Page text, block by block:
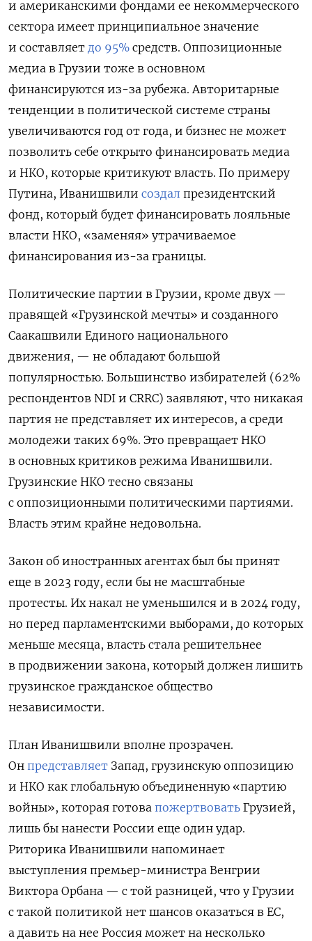
и американскими фондами ее некоммерческого
сектора имеет принципиальное значение
и составляет до 95% средств. Оппозиционные
медиа в Грузии тоже в основном
финансируются из-за рубежа. Авторитарные
тенденции в политической системе страны
увеличиваются год от года, и бизнес не может
позволить себе открыто финансировать медиа
и НКО, которые критикуют власть. По примеру
Путина, Иванишвили создал президентский
фонд, который будет финансировать лояльные
власти НКО, «заменяя» утрачиваемое
финансирования из-за границы.
Политические партии в Грузии, кроме двух —
правящей «Грузинской мечты» и созданного
Саакашвили Единого национального
движения, — не обладают большой
популярностью. Большинство избирателей (62%
респондентов NDI и CRRC) заявляют, что никакая
партия не представляет их интересов, а среди
молодежи таких 69%. Это превращает НКО
в основных критиков режима Иванишвили.
Грузинские НКО тесно связаны
с оппозиционными политическими партиями.
Власть этим крайне недовольна.
Закон об иностранных агентах был бы принят
еще в 2023 году, если бы не масштабные
протесты. Их накал не уменьшился и в 2024 году,
но перед парламентскими выборами, до которых
меньше месяца, власть стала решительнее
в продвижении закона, который должен лишить
грузинское гражданское общество
независимости.
План Иванишвили вполне прозрачен.
Он представляет Запад, грузинскую оппозицию
и НКО как глобальную объединенную «партию
войны», которая готова пожертвовать Грузией,
лишь бы нанести России еще один удар.
Риторика Иванишвили напоминает
выступления премьер-министра Венгрии
Виктора Орбана — с той разницей, что у Грузии
с такой политикой нет шансов оказаться в ЕС,
а давить на нее Россия может на несколько